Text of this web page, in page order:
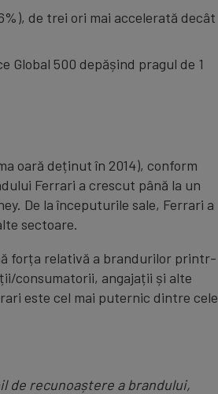
de trei ori mai accelerată decât
Global 500 depășind pragul de 1
oară deținut în 2014), conform
Ferrari a crescut până la un
De la începuturile sale, Ferrari a
sectoare.
forța relativă a brandurilor printr-
consumatorii, angajații și alte
este cel mai puternic dintre cele
de recunoaștere a brandului,